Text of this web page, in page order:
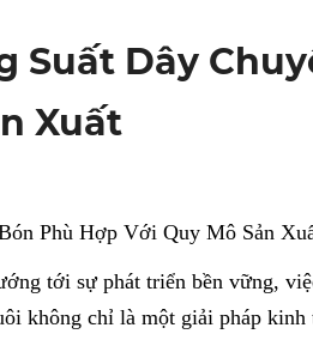
Suất Dây
Xuất
Phù Hợp Với Quy Mô Sản
tới sự phát triển bền vững,
không chỉ là một giải pháp